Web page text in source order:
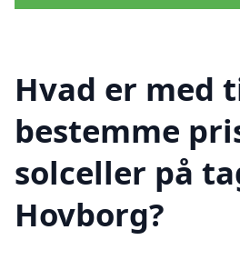
Hvad er med
bestemme
solceller på
Hovborg?